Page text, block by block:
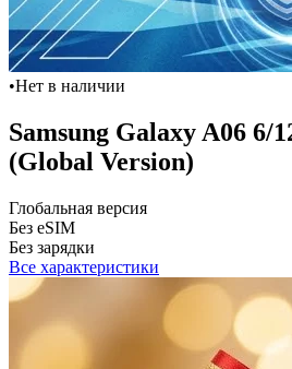
•Нет в наличии
Samsung Galaxy A06 6/
(Global Version)
Глобальная версия
Без eSIM
Без зарядки
Все характеристики